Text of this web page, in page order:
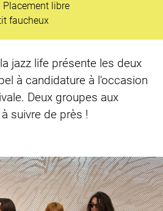
Placement libre
faucheux
jazz life présente les deux
à candidature à l'occasion
Deux groupes aux
suivre de près !